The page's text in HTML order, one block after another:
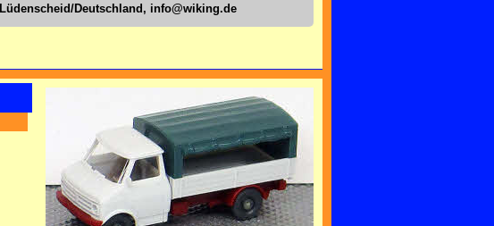
Lüdenscheid/Deutschland, info@wiking.de